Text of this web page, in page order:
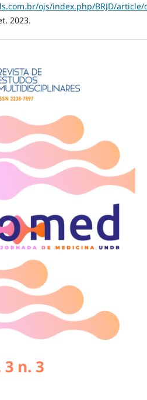
ojs/index.php/BRJD/
2023.